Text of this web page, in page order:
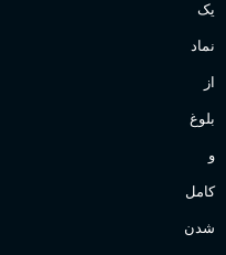
یک
نماد
از
بلوغ
و
کامل
شدن